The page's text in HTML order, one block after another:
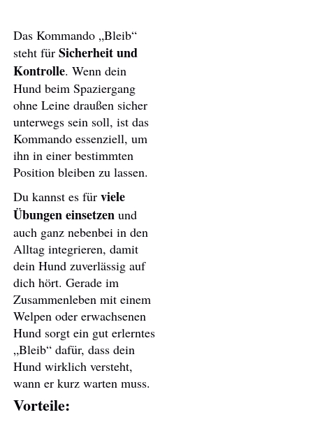
Das Kommando „Bleib“
steht für Sicherheit und
Kontrolle. Wenn dein
Hund beim Spaziergang
ohne Leine draußen sicher
unterwegs sein soll, ist das
Kommando essenziell, um
ihn in einer bestimmten
Position bleiben zu lassen.
Du kannst es für viele
Übungen einsetzen und
auch ganz nebenbei in den
Alltag integrieren, damit
dein Hund zuverlässig auf
dich hört. Gerade im
Zusammenleben mit einem
Welpen oder erwachsenen
Hund sorgt ein gut erlerntes
„Bleib“ dafür, dass dein
Hund wirklich versteht,
wann er kurz warten muss.
Vorteile: